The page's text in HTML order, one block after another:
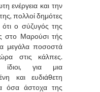
ενέργεια και την
πολλοί δημότες
ότι ο σύζυγός της
στο Μαρούσι τής
μεγάλα ποσοστά
στις κάλπες.
ίδιοι, για μια
και ευδιάθετη
όσα άστοχα της